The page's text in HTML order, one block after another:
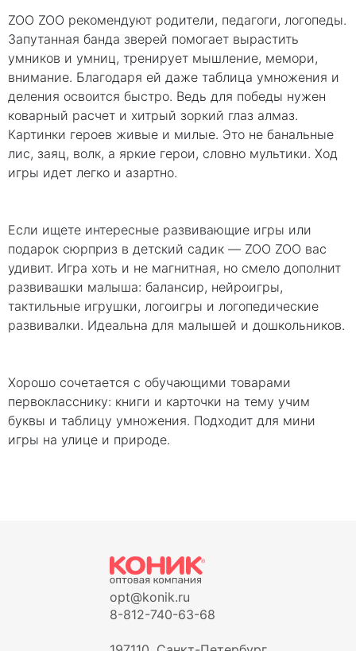
ZOO ZOO рекомендуют родители, педагоги, логопеды.
Запутанная банда зверей помогает вырастить
умников и умниц, тренирует мышление, мемори,
внимание. Благодаря ей даже таблица умножения и
деления освоится быстро. Ведь для победы нужен
коварный расчет и хитрый зоркий глаз алмаз.
Картинки героев живые и милые. Это не банальные
лис, заяц, волк, а яркие герои, словно мультики. Ход
игры идет легко и азартно.
Если ищете интересные развивающие игры или
подарок сюрприз в детский садик — ZOO ZOO вас
удивит. Игра хоть и не магнитная, но смело дополнит
развивашки малыша: балансир, нейроигры,
тактильные игрушки, логоигры и логопедические
развивалки. Идеальна для малышей и дошкольников.
Хорошо сочетается с обучающими товарами
первокласснику: книги и карточки на тему учим
буквы и таблицу умножения. Подходит для мини
игры на улице и природе.
opt@konik.ru
8-812-740-63-68